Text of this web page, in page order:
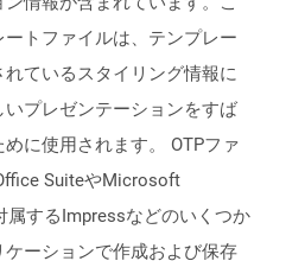
トファイルは、テンプレー
れているスタイリング情報に
プレゼンテーションをすば
に使用されます。 OTPファ
SuiteやMicrosoft
属するImpressなどのいくつか
ーションで作成および保存